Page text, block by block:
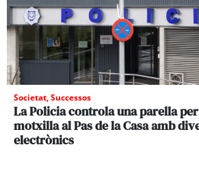
Societat,Successos
La Policia controla una parella
motxilla al Pas de la Casa amb
electrònics